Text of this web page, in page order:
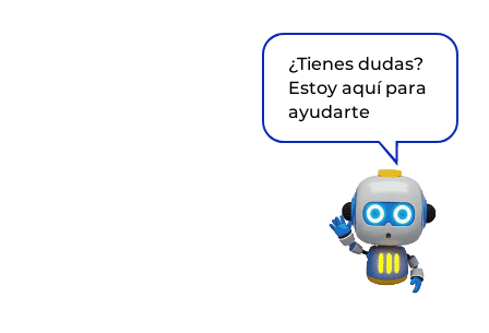
¿Tienes dudas?
Estoy aquí para
ayudarte